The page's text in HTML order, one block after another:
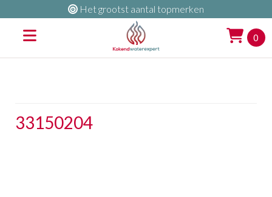
Het grootst aantal topmerken
0
33150204